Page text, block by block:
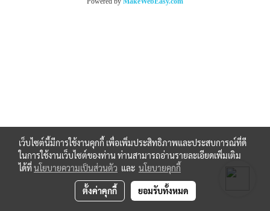
เว็บไซต์นี้มีการใช้งานคุกกี้ เพื่อเพิ่มประสิทธิภาพและประสบการณ์ที่ดี
ในการใช้งานเว็บไซต์ของท่าน ท่านสามารถอ่านรายละเอียดเพิ่มเติม
ได้ที่นโยบายความเป็นส่วนตัว และ นโยบายคุกกี้
ตั้งค่าคุกกี้ ยอมรับทั้งหมด